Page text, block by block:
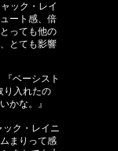
ック・レイ
ート感、倍
っても他の
とても影響
ベーシスト
り入れたの
かな。』
ク・レイニ
まりって感